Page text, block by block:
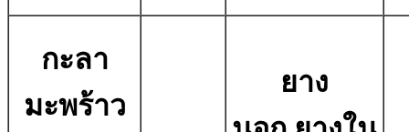
กะลา
มะพร้าว
ยาง